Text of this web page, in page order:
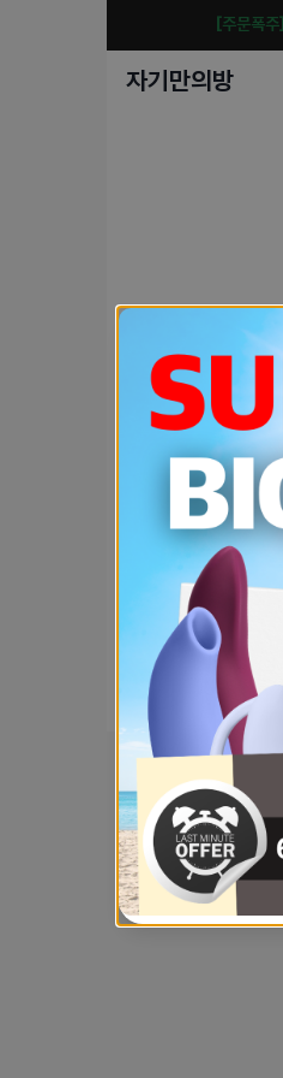
[주문폭주]
자기만의방